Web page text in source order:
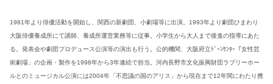
1981年より俳優活動を開始し、関西の新劇団、小劇場等に出演。1993年より劇団ひまわり
大阪俳優養成所にて講師、養成所運営業務等に従事。小学生から大人まで後進の指導にあた
る。発表会や劇団プロデュース公演等の演出も行う。 公的機関、大阪府立ﾄﾞｰﾝｾﾝﾀｰ「女性芸
術劇場」の企画・製作を1998年から3年連続で担当。河内長野市文化振興財団ラブリーホー
ルとのミュージカル公演には2004年「不思議の国のアリス」から現在まで12年間にわたり携